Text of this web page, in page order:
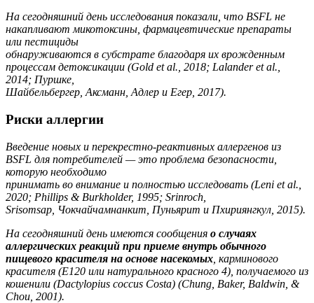
На сегодняшний день исследования показали, что BSFL не
накапливают микотоксины, фармацевтические препараты
или пестициды
обнаруживаются в субстрате благодаря их врожденным
процессам детоксикации (Gold et al., 2018; Lalander et al.,
2014; Пуршке,
Шайбельбергер, Аксманн, Адлер и Егер, 2017).
Риски аллергии
Введение новых и перекрестно-реактивных аллергенов из
BSFL для потребителей — это проблема безопасности,
которую необходимо
принимать во внимание и полностью исследовать (Leni et al.,
2020; Phillips & Burkholder, 1995; Srinroch,
Srisomsap, Чокчайчамнанкит, Пуньярит и Пхириянгкул, 2015).
На сегодняшний день имеются сообщения о случаях
аллергических реакций при приеме внутрь обычного
пищевого красителя на основе насекомых , карминового
красителя (E120 или натурального красного 4), получаемого из
кошенили (Dactylopius coccus Costa) (Chung, Baker, Baldwin, &
Chou, 2001).